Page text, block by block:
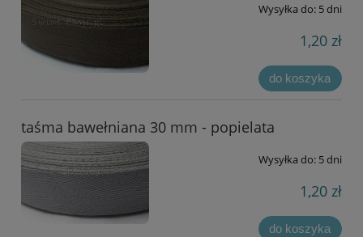
Wysyłka do: 5 dni
1,20 zł
do koszyka
taśma bawełniana 30 mm - popielata
Wysyłka do: 5 dni
1,20 zł
do koszyka